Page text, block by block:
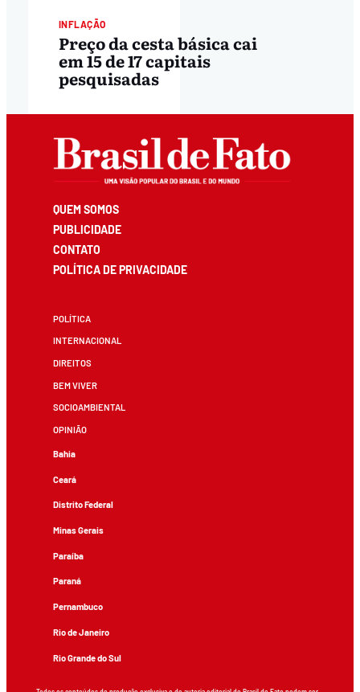
INFLAÇÃO
Preço da cesta básica cai
em 15 de 17 capitais
pesquisadas
QUEM SOMOS
PUBLICIDADE
CONTATO
POLÍTICA DE PRIVACIDADE
POLÍTICA
INTERNACIONAL
DIREITOS
BEM VIVER
SOCIOAMBIENTAL
OPINIÃO
Bahia
Ceará
Distrito Federal
Minas Gerais
Paraíba
Paraná
Pernambuco
Rio de Janeiro
Rio Grande do Sul